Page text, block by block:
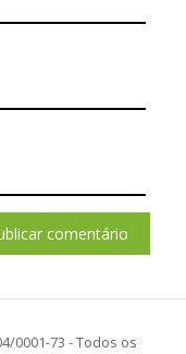
0001-73 - Todos os